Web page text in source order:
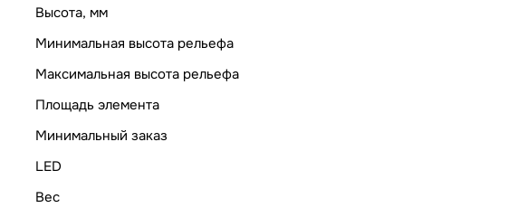
Высота, мм
Минимальная высота рельефа
Максимальная высота рельефа
Площадь элемента
Минимальный заказ
LED
Вес